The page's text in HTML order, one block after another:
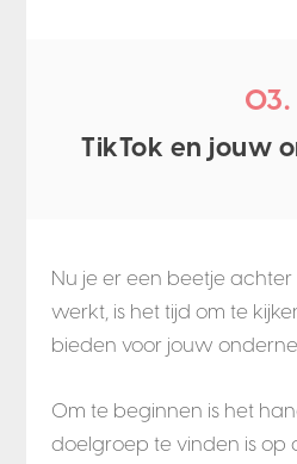
03.
TikTok en jouw
Nu je er een beetje achter
werkt, is het tijd om te
bieden voor jouw
Om te beginnen is het
doelgroep te vinden is op